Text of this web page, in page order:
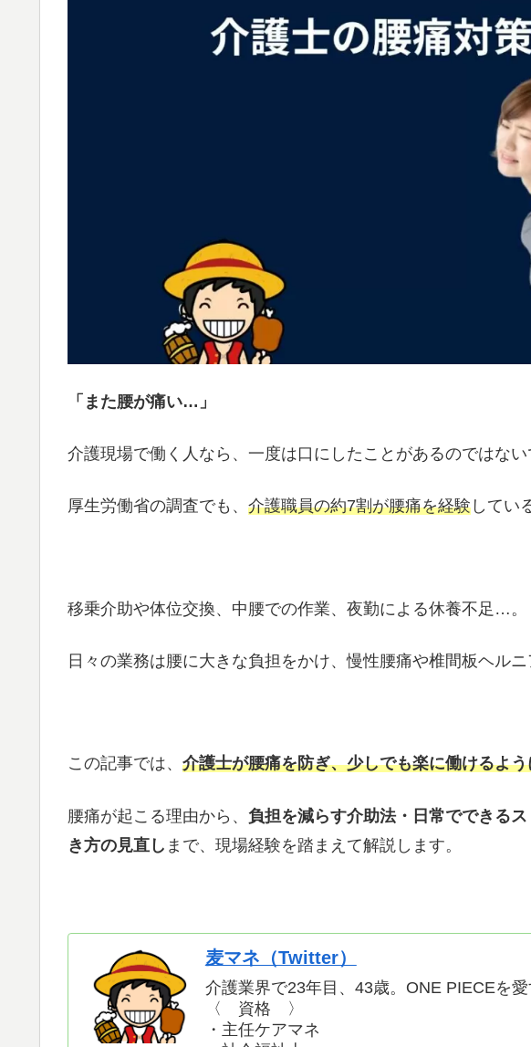
「また腰が痛い…」
介護現場で働く人なら、一度は口にしたことがあるのではない
厚生労働省の調査でも、 介護職員の約7割が腰痛を経験 してい
移乗介助や体位交換、中腰での作業、夜勤による休養不足…。
日々の業務は腰に大きな負担をかけ、慢性腰痛や椎間板ヘル
この記事では、 介護士が腰痛を防ぎ、少しでも楽に働けるよ
腰痛が起こる理由から、 負担を減らす介助法・日常でできる
き方の見直し まで、現場経験を踏まえて解説します。
麦マネ（Twitter）
介護業界で23年目、43歳。ONE PIECEを愛
〈 資格 〉
・主任ケアマネ